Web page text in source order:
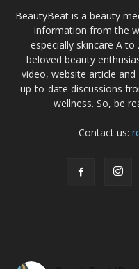
BeautyBeat is a beauty
information from the
especially skincare A
beloved beauty
video, website article
up-to-date discussions
wellness. So, be
Contact us: